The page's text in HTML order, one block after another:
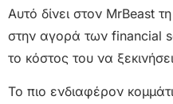
Αυτό δίνει στον MrBeast
στην αγορά των financial
το κόστος του να
Το πιο ενδιαφέρον